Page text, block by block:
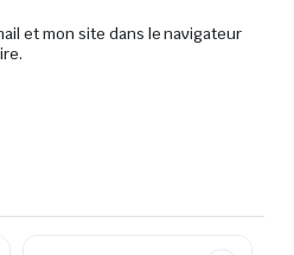
et mon site dans le navigateur